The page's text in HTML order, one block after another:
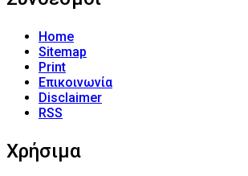
Home
Sitemap
Print
Επικοινωνία
Disclaimer
RSS
Χρήσιμα